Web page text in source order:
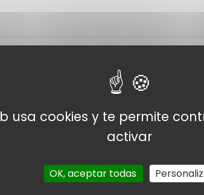
usa cookies y te permite
activar
OK, aceptar todas